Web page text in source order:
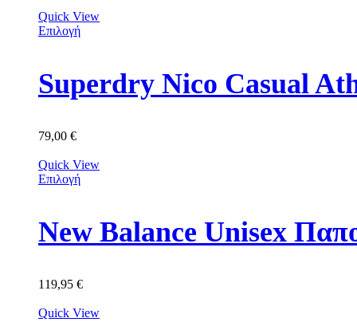
Quick View
Επιλογή
Superdry Nico Casual
79,00 €
Quick View
Επιλογή
New Balance Unisex
119,95 €
Quick View